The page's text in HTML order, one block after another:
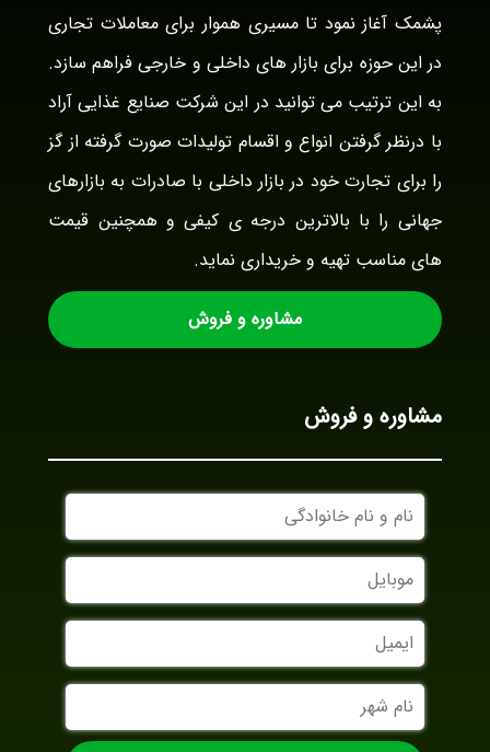
پشمک آغاز نمود تا مسیری هموار برای معاملات تجاری
در این حوزه برای بازار های داخلی و خارجی فراهم سازد.
به این ترتیب می توانید در این شرکت صنایع غذایی آراد
با درنظر گرفتن انواع و اقسام تولیدات صورت گرفته از گز
را برای تجارت خود در بازار داخلی با صادرات به بازارهای
جهانی را با بالاترین درجه ی کیفی و همچنین قیمت
های مناسب تهیه و خریداری نماید.
مشاوره و فروش
مشاوره و فروش
نام
و
نام
خانوادگی
موبایل
ایمیل
نام
شهر